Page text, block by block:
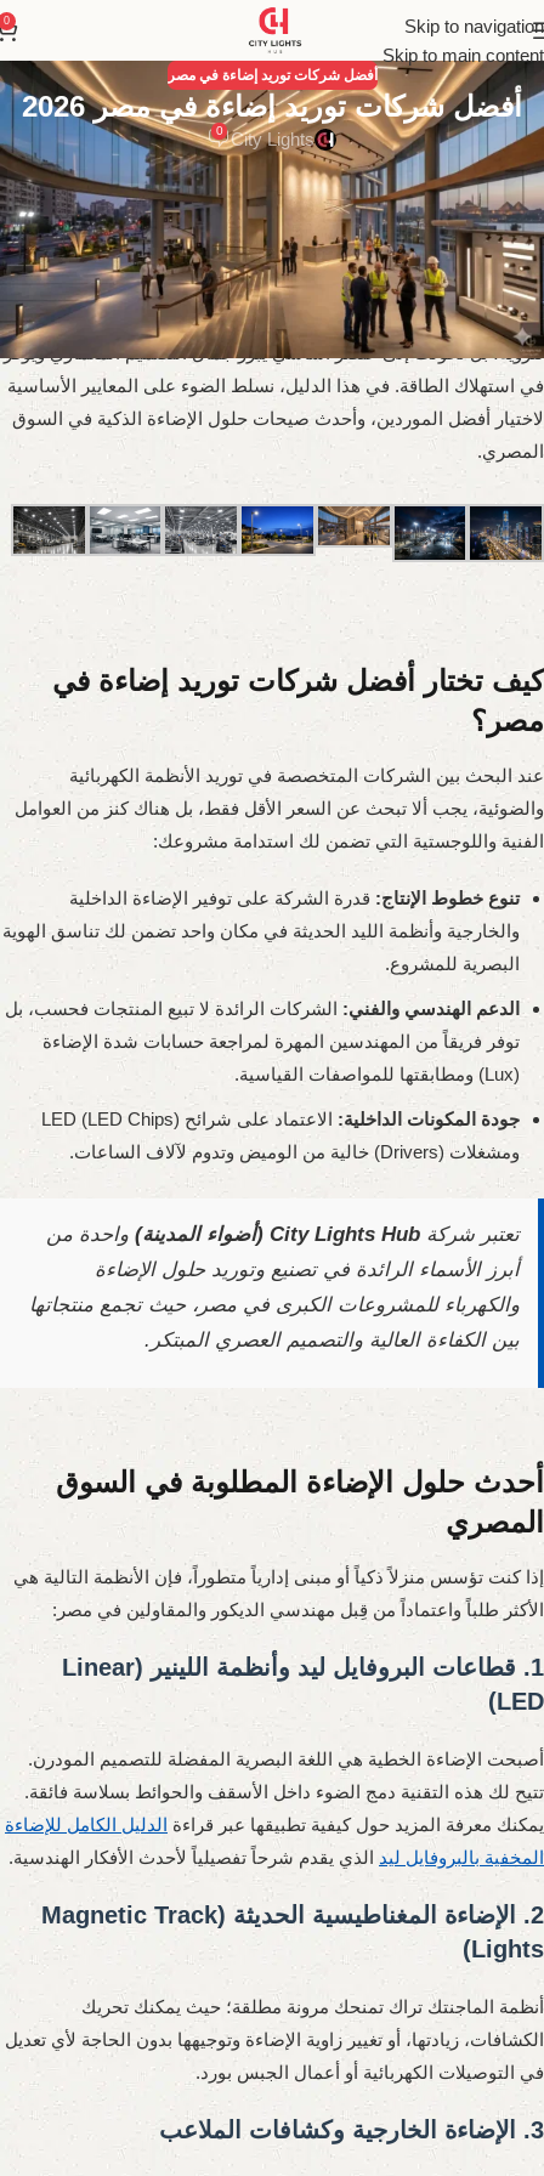
Skip to navigation
Skip to main content
0
أفضل شركات توريد إضاءة في مصر
أفضل شركات توريد إضاءة في مصر 2026
City Lights
0
أفضل شركات توريد إضاءة في مصر
تشهد مصر طفرة عمرانية ومعمارية غير مسبوقة في المشروعات السكنية
والتجارية، ومع هذا التطور أصبح اختيارشركات توريد إضاءة في مصر
خطوة محورية لضمان نجاح أي مشروع. الإضاءة الحديثة لم تعد مجرد أداة
للرؤية، بل تحولت إلى عنصر أساسي يبرز جمال التصميم المعماري ويوفر
في استهلاك الطاقة. في هذا الدليل، نسلط الضوء على المعايير الأساسية
لاختيار أفضل الموردين، وأحدث صيحات حلول الإضاءة الذكية في السوق
المصري.
كيف تختار أفضل شركات توريد إضاءة في
مصر؟
عند البحث بين الشركات المتخصصة في توريد الأنظمة الكهربائية
والضوئية، يجب ألا تبحث عن السعر الأقل فقط، بل هناك كنز من العوامل
الفنية واللوجستية التي تضمن لك استدامة مشروعك:
تنوع خطوط الإنتاج: قدرة الشركة على توفير الإضاءة الداخلية
والخارجية وأنظمة الليد الحديثة في مكان واحد تضمن لك تناسق الهوية
البصرية للمشروع.
الدعم الهندسي والفني: الشركات الرائدة لا تبيع المنتجات فحسب، بل
توفر فريقاً من المهندسين المهرة لمراجعة حسابات شدة الإضاءة
(Lux) ومطابقتها للمواصفات القياسية.
جودة المكونات الداخلية:
الاعتماد على شرائح LED (LED Chips)
ومشغلات (Drivers) خالية من الوميض وتدوم لآلاف الساعات.
تعتبر شركة City Lights Hub (أضواء المدينة)
واحدة من
أبرز الأسماء الرائدة في تصنيع وتوريد حلول الإضاءة
والكهرباء للمشروعات الكبرى في مصر، حيث تجمع منتجاتها
بين الكفاءة العالية والتصميم العصري المبتكر.
أحدث حلول الإضاءة المطلوبة في السوق
المصري
إذا كنت تؤسس منزلاً ذكياً أو مبنى إدارياً متطوراً، فإن الأنظمة التالية هي
الأكثر طلباً واعتماداً من قِبل مهندسي الديكور والمقاولين في مصر:
1. قطاعات البروفايل ليد وأنظمة اللينير (Linear
LED)
أصبحت الإضاءة الخطية هي اللغة البصرية المفضلة للتصميم المودرن.
تتيح لك هذه التقنية دمج الضوء داخل الأسقف والحوائط بسلاسة فائقة.
يمكنك معرفة المزيد حول كيفية تطبيقها عبر قراءة الدليل الكامل للإضاءة
المخفية بالبروفايل ليد الذي يقدم شرحاً تفصيلياً لأحدث الأفكار الهندسية.
2. الإضاءة المغناطيسية الحديثة (Magnetic Track
Lights)
أنظمة الماجنتك تراك تمنحك مرونة مطلقة؛ حيث يمكنك تحريك
الكشافات، زيادتها، أو تغيير زاوية الإضاءة وتوجيهها بدون الحاجة لأي تعديل
في التوصيلات الكهربائية أو أعمال الجبس بورد.
3. الإضاءة الخارجية وكشافات الملاعب